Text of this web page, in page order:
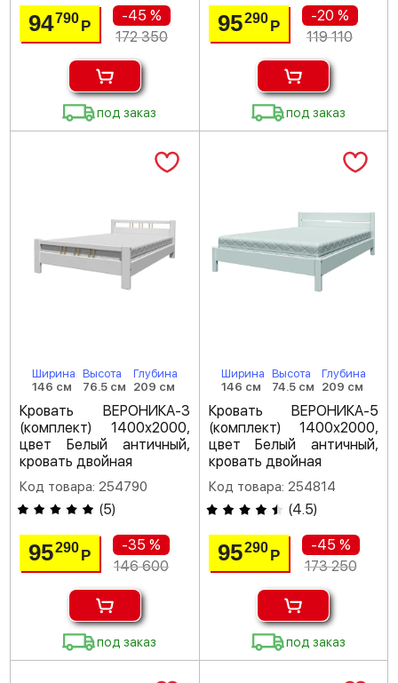
94790Р
-45 %
172 350
под заказ
95290 Р
-20 %
119 110
под заказ
Ширина
146 см
Высота
76.5 см
Глубина
209 см
Кровать ВЕРОНИКА-3
(комплект) 1400х2000,
цвет Белый античный,
кровать двойная
Код товара: 254790
(5)
95290Р
-35 %
146 600
под заказ
Ширина
146 см
Высота
74.5 см
Глубина
209 см
Кровать ВЕРОНИКА-5
(комплект) 1400х2000,
цвет Белый античный,
кровать двойная
Код товара: 254814
(4.5)
95290 Р
-45 %
173 250
под заказ